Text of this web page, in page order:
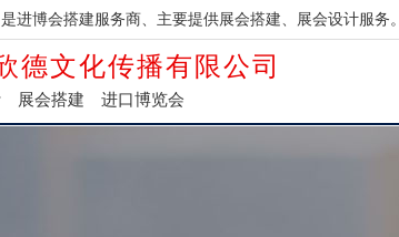
进博会搭建服务商、主要提供展会搭建、展会设计服务。
德文化传播有限公司
展会搭建 进口博览会